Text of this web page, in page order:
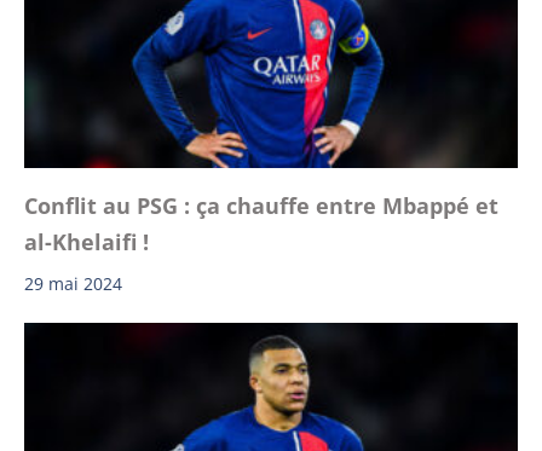
Conflit au PSG : ça chauffe entre Mbappé et
al-Khelaifi !
29 mai 2024